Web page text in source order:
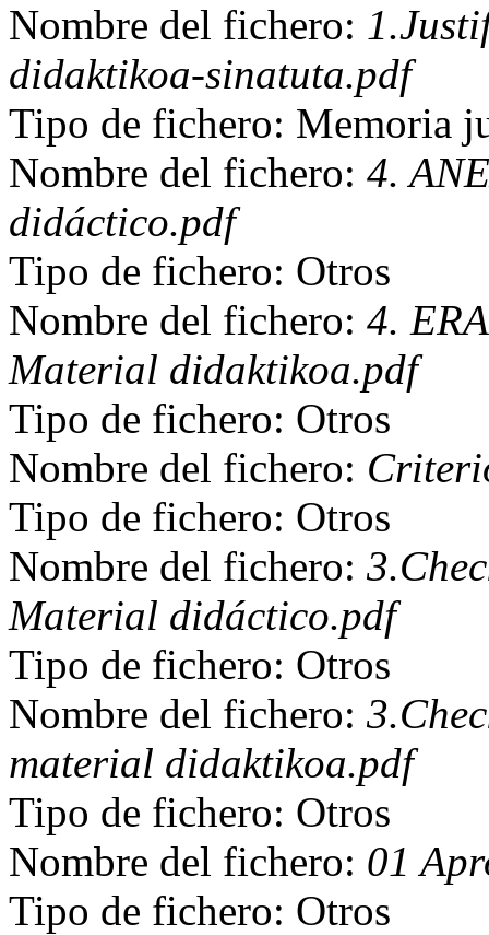
Nombre del fichero:
didaktikoa-sinatuta.pdf
Tipo de fichero: Memoria
Nombre del fichero: 4.
didáctico.pdf
Tipo de fichero: Otros
Nombre del fichero: 4.
Material didaktikoa.pdf
Tipo de fichero: Otros
Nombre del fichero:
Tipo de fichero: Otros
Nombre del fichero:
Material didáctico.pdf
Tipo de fichero: Otros
Nombre del fichero:
material didaktikoa.pdf
Tipo de fichero: Otros
Nombre del fichero: 01
Tipo de fichero: Otros